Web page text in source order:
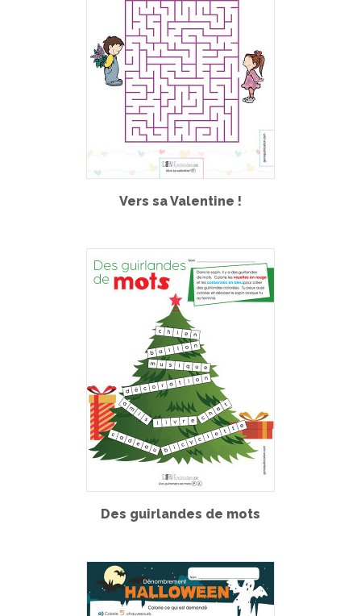
Vers sa Valentine !
Des guirlandes de mots